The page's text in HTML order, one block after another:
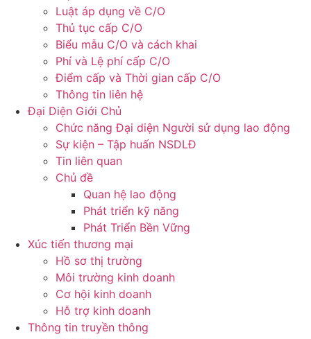
Luật áp dụng về C/O
Thủ tục cấp C/O
Biểu mẫu C/O và cách khai
Phí và Lệ phí cấp C/O
Điểm cấp và Thời gian cấp C/O
Thông tin liên hệ
Đại Diện Giới Chủ
Chức năng Đại diện Người sử dụng lao động
Sự kiện – Tập huấn NSDLĐ
Tin liên quan
Chủ đề
Quan hệ lao động
Phát triển kỹ năng
Phát Triển Bền Vững
Xúc tiến thương mại
Hồ sơ thị trường
Môi trường kinh doanh
Cơ hội kinh doanh
Hỗ trợ kinh doanh
Thông tin truyền thông